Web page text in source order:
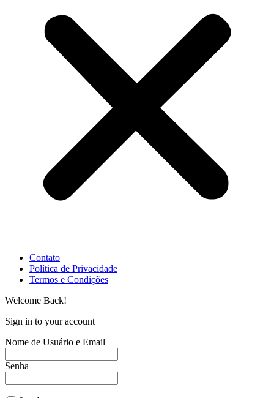
Contato
Política de Privacidade
Termos e Condições
Welcome Back!
Sign in to your account
Nome de Usuário e Email
Senha